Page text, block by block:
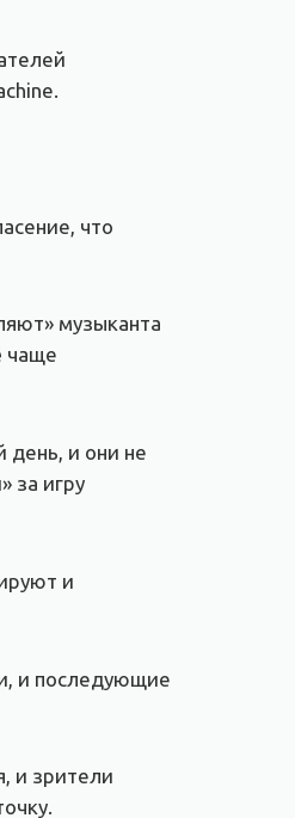
что
музыканта
чаще
и они не
за игру
и
и последующие
и зрители